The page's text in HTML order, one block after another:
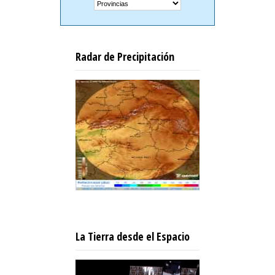
Radar de Precipitación
La Tierra desde el Espacio